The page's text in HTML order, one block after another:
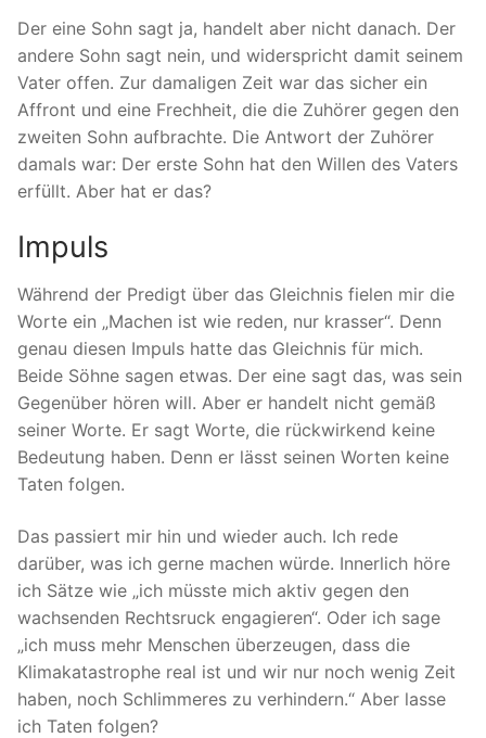
Der eine Sohn sagt ja, handelt aber nicht danach. Der
andere Sohn sagt nein, und widerspricht damit seinem
Vater offen. Zur damaligen Zeit war das sicher ein
Affront und eine Frechheit, die die Zuhörer gegen den
zweiten Sohn aufbrachte. Die Antwort der Zuhörer
damals war: Der erste Sohn hat den Willen des Vaters
erfüllt. Aber hat er das?
Impuls
Während der Predigt über das Gleichnis fielen mir die
Worte ein „Machen ist wie reden, nur krasser“. Denn
genau diesen Impuls hatte das Gleichnis für mich.
Beide Söhne sagen etwas. Der eine sagt das, was sein
Gegenüber hören will. Aber er handelt nicht gemäß
seiner Worte. Er sagt Worte, die rückwirkend keine
Bedeutung haben. Denn er lässt seinen Worten keine
Taten folgen.
Das passiert mir hin und wieder auch. Ich rede
darüber, was ich gerne machen würde. Innerlich höre
ich Sätze wie „ich müsste mich aktiv gegen den
wachsenden Rechtsruck engagieren“. Oder ich sage
„ich muss mehr Menschen überzeugen, dass die
Klimakatastrophe real ist und wir nur noch wenig Zeit
haben, noch Schlimmeres zu verhindern.“ Aber lasse
ich Taten folgen?